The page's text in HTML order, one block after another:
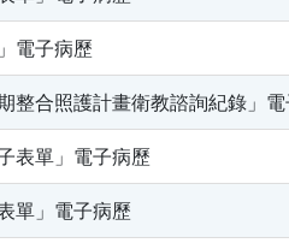
電子病歷
整合照護計畫衛教諮詢紀錄」
表單」電子病歷
單」電子病歷